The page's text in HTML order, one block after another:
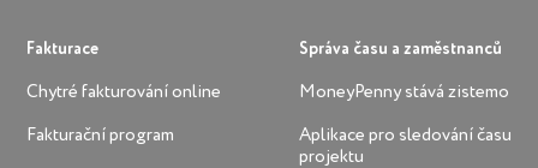
Fakturace
Chytré fakturování online
Fakturační program
Správa času a zaměstnanců
MoneyPenny stává zistemo
Aplikace pro sledování času
projektu